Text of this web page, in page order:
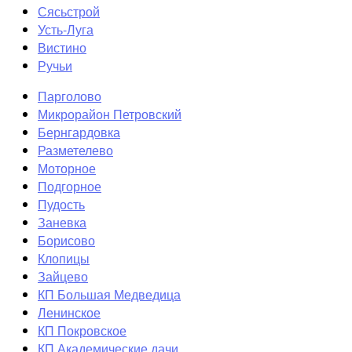
Сясьстрой
Усть-Луга
Вистино
Ручьи
Парголово
Микрорайон Петровский
Бернгардовка
Разметелево
Моторное
Подгорное
Пудость
Заневка
Борисово
Клопицы
Зайцево
КП Большая Медведица
Ленинское
КП Покровское
КП Академические дачи